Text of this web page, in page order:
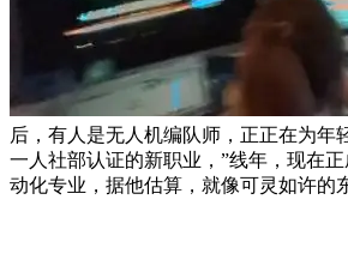
后，有人是无人机编队师，正正在为年
一人社部认证的新职业，”线年，现在
动化专业，据他估算，就像可灵如许的